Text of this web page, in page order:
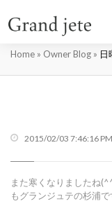
日曜日の夜の魚民♪
Home » Owner Blog » 日
2015/02/03 7:46:16 PM
また寒くなりましたね
もグランジュテの杉浦で